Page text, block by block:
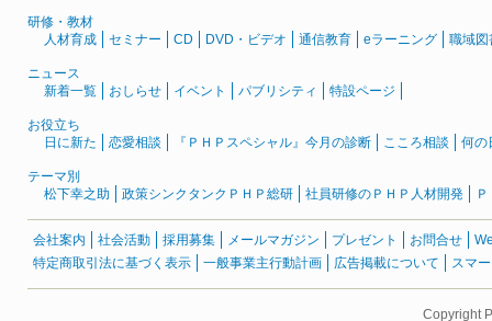
研修・教材
人材育成
セミナー CD DVD・ビデオ 通信教育 eラーニング 職域図
ニュース
新着一覧
おしらせ イベント パブリシティ 特設ページ
お役立ち
日に新た
恋愛相談 『ＰＨＰスペシャル』今月の診断 こころ相談 何の
テーマ別
松下幸之助
政策シンクタンクＰＨＰ総研 社員研修のＰＨＰ人材開発
会社案内 社会活動 採用募集 メールマガジン プレゼント お問合せ
特定商取引法に基づく表示
一般事業主行動計画 広告掲載について スマ
Copyright